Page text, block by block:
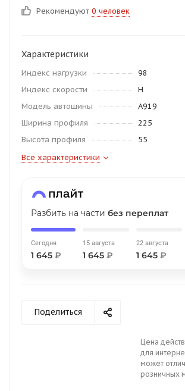
Рекомендуют 0 человек
Характеристики
Индекс нагрузки
98
Индекс скорости
H
Модель автошины
A919
Ширина профиля
225
Высота профиля
55
Все характеристики
Разбить на части без переплат
Сегодня
1 645 ₽
15 августа
1 645 ₽
22 августа
1 645 ₽
Поделиться
Цена
для
может
розничных
недели
plait.ru